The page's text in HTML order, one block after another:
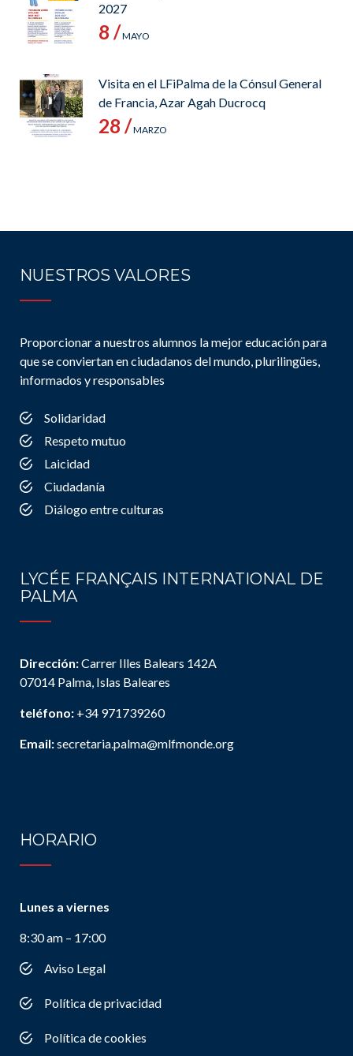
2027
8 /MAYO
Visita en el LFiPalma de la Cónsul General
de Francia, Azar Agah Ducrocq
28 /MARZO
NUESTROS VALORES
Proporcionar a nuestros alumnos la mejor educación para
que se conviertan en ciudadanos del mundo, plurilingües,
informados y responsables
Solidaridad
Respeto mutuo
Laicidad
Ciudadanía
Diálogo entre culturas
LYCÉE FRANÇAIS INTERNATIONAL DE
PALMA
Dirección:Carrer Illes Balears 142A
07014 Palma, Islas Baleares
teléfono: +34 971739260
Email:secretaria.palma@mlfmonde.org
HORARIO
Lunes a viernes
8:30 am – 17:00
Aviso Legal
Política de privacidad
Política de cookies